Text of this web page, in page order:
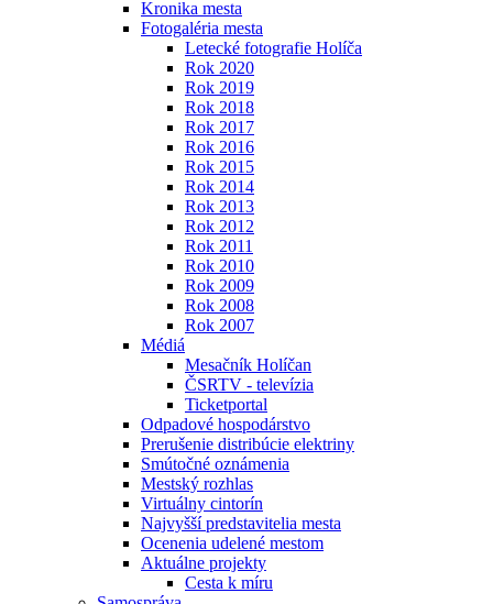
Kronika mesta
Fotogaléria mesta
Letecké fotografie Holíča
Rok 2020
Rok 2019
Rok 2018
Rok 2017
Rok 2016
Rok 2015
Rok 2014
Rok 2013
Rok 2012
Rok 2011
Rok 2010
Rok 2009
Rok 2008
Rok 2007
Médiá
Mesačník Holíčan
ČSRTV - televízia
Ticketportal
Odpadové hospodárstvo
Prerušenie distribúcie elektriny
Smútočné oznámenia
Mestský rozhlas
Virtuálny cintorín
Najvyšší predstavitelia mesta
Ocenenia udelené mestom
Aktuálne projekty
Cesta k míru